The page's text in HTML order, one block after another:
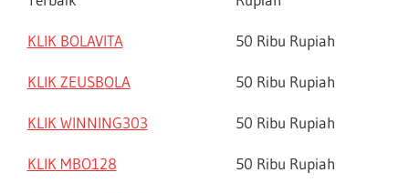
KLIK BOLAVITA 50 Ribu Rupiah
KLIK ZEUSBOLA 50 Ribu Rupiah
KLIK WINNING303 50 Ribu Rupiah
KLIK MBO128 50 Ribu Rupiah